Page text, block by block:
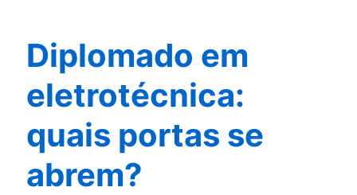
Diplomado em
eletrotécnica:
quais portas se
abrem?